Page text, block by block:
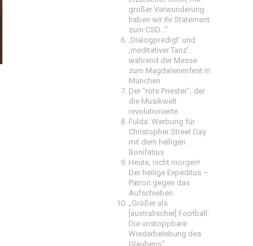
großer Verwunderung
haben wir Ihr Statement
zum CSD…“
‚Dialogpredigt‘ und
‚meditativer Tanz’
während der Messe
zum Magdalenenfest in
München
Der "rote Priester", der
die Musikwelt
revolutionierte
Fulda: Werbung für
Christopher Street Day
mit dem heiligen
Bonifatius
Heute, nicht morgen!
Der heilige Expeditus –
Patron gegen das
Aufschieben
„Größer als
[australischer] Football:
Die unstoppbare
Wiederbelebung des
Glaubens“